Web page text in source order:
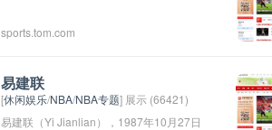
sports.tom.com
易建联
[休闲娱乐/NBA/NBA专题] 展示 (66421)
易建联（Yi Jianlian），1987年10月27日